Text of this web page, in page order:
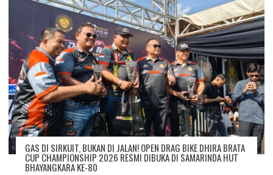
GAS DI SIRKUIT, BUKAN DI JALAN! OPEN DRAG BIKE DHIRA BRATA
CUP CHAMPIONSHIP 2026 RESMI DIBUKA DI SAMARINDA HUT
BHAYANGKARA KE-80